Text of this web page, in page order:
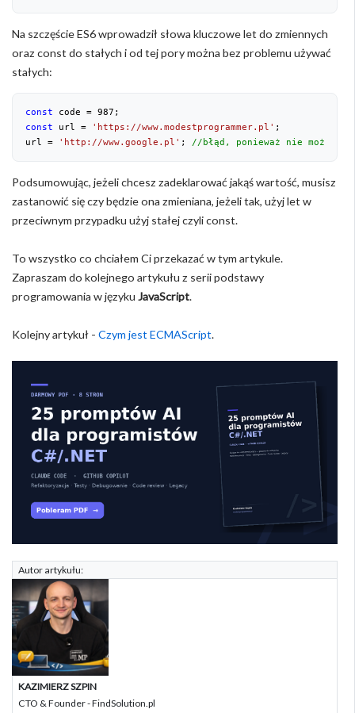
Na szczęście ES6 wprowadził słowa kluczowe let do zmiennych
oraz const do stałych i od tej pory można bez problemu używać
stałych:
const code = 987
const url = 'https://www.modestprogrammer.pl' ;
url =
'http://www.google.pl' ; //błąd, ponieważ nie można
Podsumowując, jeżeli chcesz zadeklarować jakąś wartość, musisz
zastanowić się czy będzie ona zmieniana, jeżeli tak, użyj let w
przeciwnym przypadku użyj stałej czyli const.
To wszystko co chciałem Ci przekazać w tym artykule.
Zapraszam do kolejnego artykułu z serii podstawy
programowania w języku JavaScript.
Kolejny artykuł - Czym jest ECMAScript.
Autor artykułu:
KAZIMIERZ SZPIN
CTO & Founder - FindSolution.pl